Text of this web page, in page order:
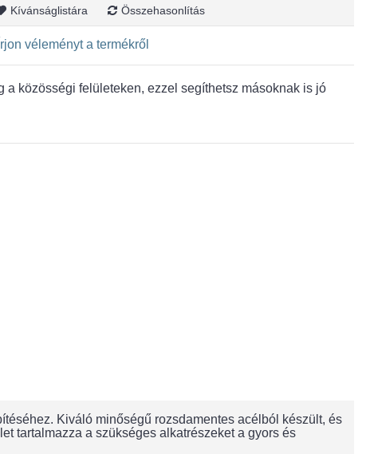
Kívánságlistára Összehasonlítás
Írjon véleményt a termékről
a közösségi felületeken, ezzel segíthetsz másoknak is jó
Kiváló minőségű rozsdamentes acélból készült, és
tartalmazza a szükséges alkatrészeket a gyors és